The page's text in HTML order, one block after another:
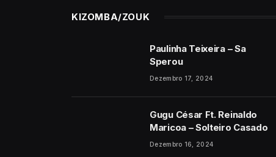
KIZOMBA/ZOUK
Paulinha Teixeira – Sa
Sperou
Dezembro 17, 2024
Gugu César Ft. Reinaldo
Maricoa – Solteiro Casado
Dezembro 16, 2024